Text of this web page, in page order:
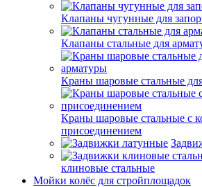
Клапаны чугунные для
Клапаны стальные для
Краны шаровые стальные
Краны шаровые стальные с
присоединением
клиновые стальные
Мойки колёс для стройплощадок